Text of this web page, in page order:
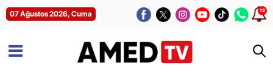
07 Ağustos 2026, Cuma 12